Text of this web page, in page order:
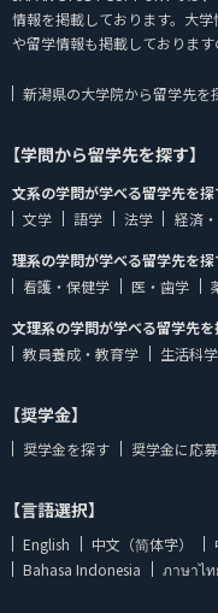
情報を掲載しております。大
や留学情報も掲載しております
新潟県の大学院から留学先を
【学問から留学先を探す】
文系の学問が学べる留学先を探
文学
語学 法学 経済
理系の学問が学べる留学先を探
看護・保健学
医・歯学
文理系の学問が学べる留学先を
教員養成・教育学
生活科学
【奨学金】
奨学金を探す 奨学金に応
【言語選択】
English 中文（简体字）
Bahasa Indonesia
ภาษาไท